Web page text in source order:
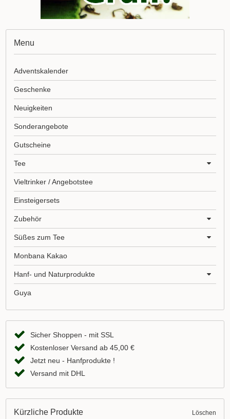
Menu
Adventskalender
Geschenke
Neuigkeiten
Sonderangebote
Gutscheine
Tee
Vieltrinker / Angebotstee
Einsteigersets
Zubehör
Süßes zum Tee
Monbana Kakao
Hanf- und Naturprodukte
Guya
Sicher Shoppen - mit SSL
Kostenloser Versand ab 45,00 €
Jetzt neu - Hanfprodukte !
Versand mit DHL
Kürzliche Produkte Löschen